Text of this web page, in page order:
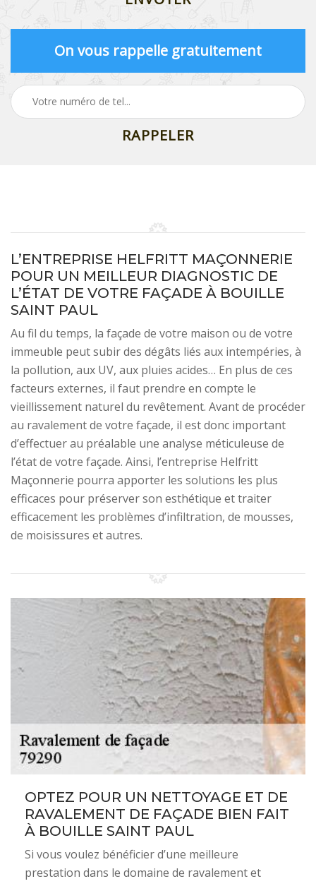
On vous rappelle gratuitement
L’ENTREPRISE HELFRITT MAÇONNERIE
POUR UN MEILLEUR DIAGNOSTIC DE
L’ÉTAT DE VOTRE FAÇADE À BOUILLE
SAINT PAUL
Au fil du temps, la façade de votre maison ou de votre
immeuble peut subir des dégâts liés aux intempéries, à
la pollution, aux UV, aux pluies acides… En plus de ces
facteurs externes, il faut prendre en compte le
vieillissement naturel du revêtement. Avant de procéder
au ravalement de votre façade, il est donc important
d’effectuer au préalable une analyse méticuleuse de
l’état de votre façade. Ainsi, l’entreprise Helfritt
Maçonnerie pourra apporter les solutions les plus
efficaces pour préserver son esthétique et traiter
efficacement les problèmes d’infiltration, de mousses,
de moisissures et autres.
OPTEZ POUR UN NETTOYAGE ET DE
RAVALEMENT DE FAÇADE BIEN FAIT
À BOUILLE SAINT PAUL
Si vous voulez bénéficier d’une meilleure
prestation dans le domaine de ravalement et